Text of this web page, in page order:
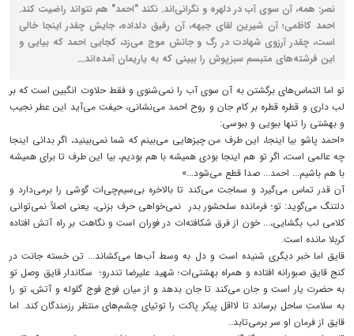
نصر: همه، آن سوی آب در دلهره و نگرانی‌اند. نکند "احمد" هم نتواند راضیت کند.
احمد کاظمی؛ آن شیرین لقای جبهه، آن رفیق دلداده، جایش چقدر اینجا خالی
است، چقدر آرزوی شهادت در رگ و جانش موج می‌زد، کجایی احمد که بیایی و
این فرشته‌های متبسم سبزپوش را ببینی که به یاریمان آمده‌اند...
تو اما التماس‌های برگشتن به آن سوی آب را نمی‌شنوی و فقط حلاوت انگبین است که بر
لب داری و قطره قطره بر کام جان و روح احمد می‌نشانی، حیفت می‌آید این عطر نجیب
و بهشتی را تنها ببویی و ببوسی:
«احمد پاشو بیا اینجا، این طرف من چیزهایی می‌بینم که شما نمی‌بینید، اگر بدانی اینجا
چه عالمی است، اگر تو هم اینجا بودی همیشه با هم بودیم، بیا این طرف تا برای همیشه
با هم باشیم... احمد... صدا قطع می‌شود...»
آن قدر تماس می‌گیرد و سماجت می‌کند تا بالاخره بی‌سیم‌چی‌ات گوشی را برمی‌دارد و
دلتنگ می‌گوید: تو؛ فرمانده سلحشور بدر نمی‌خواهی حرف بزنی، یعنی اصلاً نمی‌توانی
کلامی لب بگشایی،... خون از فرق شکافته‌ات در فوران است و نگاهت بر راه آتش افتاده
کربلا مانده است.
قایق اما خبر دیگری شنیده است و دل به وسط آب‌ها می‌کشاند... تن خسته جانت در
کنج قایق صبورانه افتاده و همراه بهشتی‌ات؛ شهید علیرضا تندرو؛ سکاندار قایق وصل تو
به حضرت یار است و جان می‌کند تا جان بدهد و از میان فوج فوج گلوله و آتش، تو را
به سلامتِ ساحل برساند تا لااقل پیکر پاکت را توتیای چشم‌های منتظر رزمندگان کند. اما
قایق از فرمان او سر برمی‌تابد..